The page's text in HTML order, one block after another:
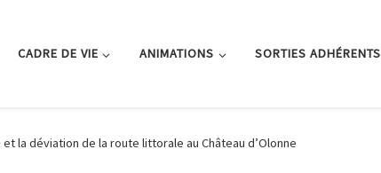
CADRE DE VIE ANIMATIONS SORTIES ADHÉRENTS
et la déviation de la route littorale au Château d’Olonne